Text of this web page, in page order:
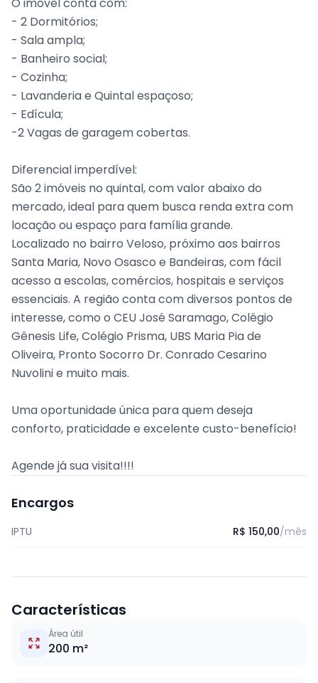
- 2 Dormitórios;
- Sala ampla;
- Banheiro social;
- Cozinha;
- Lavanderia e Quintal espaçoso;
- Edícula;
-2 Vagas de garagem cobertas.
Diferencial imperdível:
São 2 imóveis no quintal, com valor abaixo do
mercado, ideal para quem busca renda extra com
locação ou espaço para família grande.
Localizado no bairro Veloso, próximo aos bairros
Santa Maria, Novo Osasco e Bandeiras, com fácil
acesso a escolas, comércios, hospitais e serviços
essenciais. A região conta com diversos pontos de
interesse, como o CEU José Saramago, Colégio
Gênesis Life, Colégio Prisma, UBS Maria Pia de
Oliveira, Pronto Socorro Dr. Conrado Cesarino
Nuvolini e muito mais.
Uma oportunidade única para quem deseja
conforto, praticidade e excelente custo-benefício!
Agende já sua visita!!!!
Encargos
IPTU R$ 150,00/mês
Características
Área útil
200 m²